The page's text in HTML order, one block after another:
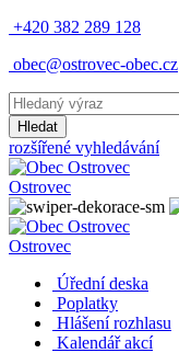
+420 382 289 128
obec@ostrovec-obec.cz
Hledat
rozšířené vyhledávání
Ostrovec
Ostrovec
Úřední deska
Poplatky
Hlášení rozhlasu
Kalendář akcí